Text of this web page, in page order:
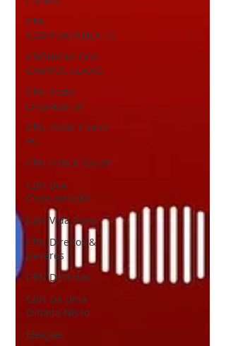
CBN
COMPORTAMENTO
CRÔNICAS DOS
CAMPOS GERAIS
CBN Visão
Empresarial
CBN Onde Comer
PG
CBN Vida & Saúde
CBN Boa
Comunicação
CBN Vida Ativa
CBN Direitos &
Deveres
CBN Destinos
CBN Dá Uma
Olhada Nisso
Eleições